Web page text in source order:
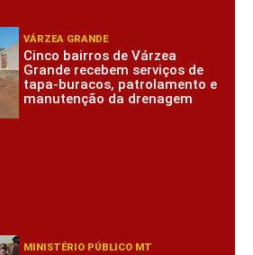
VÁRZEA GRANDE
Cinco bairros de Várzea
Grande recebem serviços de
tapa-buracos, patrolamento e
manutenção da drenagem
MINISTÉRIO PÚBLICO MT